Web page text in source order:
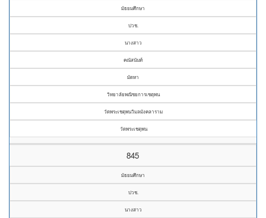
มัธยมศึกษา
ปวช.
นางสาว
คณัสนันท์
มัดหา
วิทยาลัยพณิชยการเชตุพน
วัดพระเชตุพนวิมลมังคลาราม
วัดพระเชตุพน
845
มัธยมศึกษา
ปวช.
นางสาว